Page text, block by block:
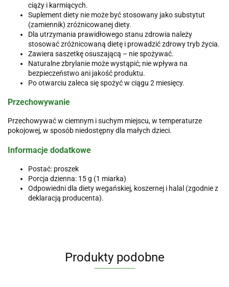
ciąży i karmiących.
Suplement diety nie może być stosowany jako substytut
(zamiennik) zróżnicowanej diety.
Dla utrzymania prawidłowego stanu zdrowia należy
stosować zróżnicowaną dietę i prowadzić zdrowy tryb życia.
Zawiera saszetkę osuszającą – nie spożywać.
Naturalne zbrylanie może wystąpić; nie wpływa na
bezpieczeństwo ani jakość produktu.
Po otwarciu zaleca się spożyć w ciągu 2 miesięcy.
Przechowywanie
Przechowywać w ciemnym i suchym miejscu, w temperaturze
pokojowej, w sposób niedostępny dla małych dzieci.
Informacje dodatkowe
Postać: proszek
Porcja dzienna: 15 g (1 miarka)
Odpowiedni dla diety wegańskiej, koszernej i halal (zgodnie z
deklaracją producenta).
Produkty podobne